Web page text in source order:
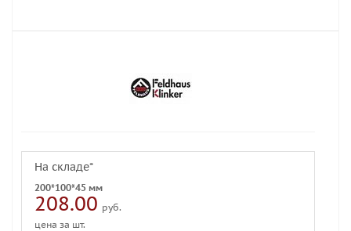
На складе*
200*100*45 мм
208.00 руб.
цена за шт.